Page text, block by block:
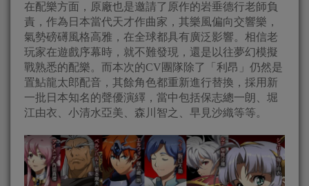
在配樂方面，原廠也是邀請了原作的岩垂德行老師負
責，作為日本當代天才作曲家，其樂風偏向交響樂，
氣勢磅礡風格高雅，在全球都具有廣泛影響。相信老
玩家在遊戲序幕時，就不難發現，還是以往夢幻模擬
戰熟悉的配樂。而本次的CV團隊除了「利昂」仍然是
置鮎龍太郎配音，其餘角色都重新進行替換，採用新
一批日本知名的聲優演繹，當中包括保志總一朗、堀
江由衣、小清水亞美、森川智之、早見沙織等等。